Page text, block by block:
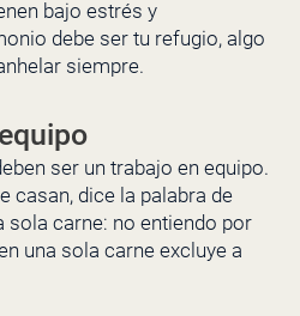
bajo estrés y
debe ser tu refugio, algo
siempre.
ser un trabajo en equipo.
casan, dice la palabra de
sola carne: no entiendo por
una sola carne excluye a